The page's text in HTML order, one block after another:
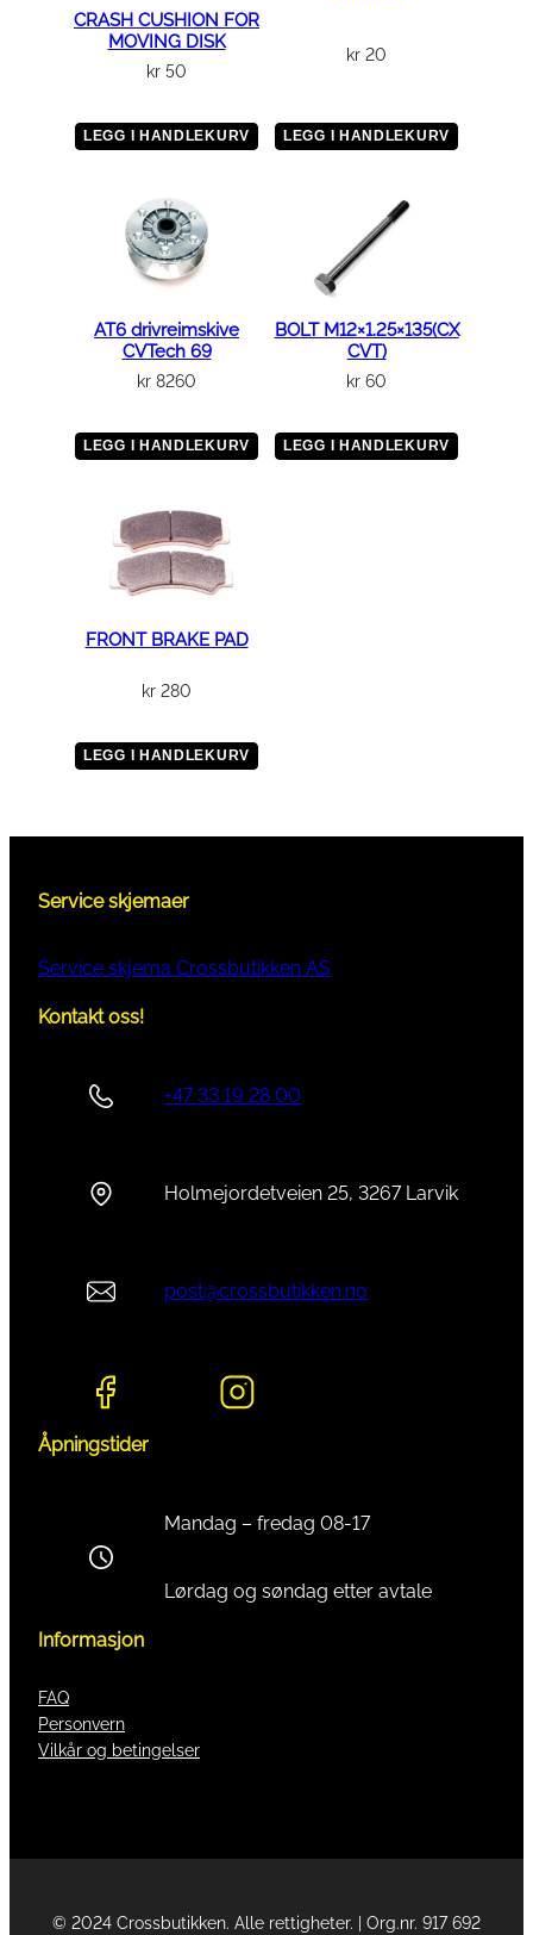
CRASH CUSHION FOR
MOVING DISK
kr 50
LEGG I HANDLEKURV
kr 20
LEGG I HANDLEKURV
AT6 drivreimskive
CVTech 69
kr 8260
LEGG I HANDLEKURV
BOLT M12×1.25×135(CX
CVT)
kr 60
LEGG I HANDLEKURV
FRONT BRAKE PAD
kr 280
LEGG I HANDLEKURV
Service skjemaer
Service skjema Crossbutikken AS
Kontakt oss!
+47 33 19 28 00
Holmejordetveien 25, 3267 Larvik
post@crossbutikken.no
Åpningstider
Mandag – fredag 08-17
Lørdag og søndag etter avtale
Informasjon
FAQ
Personvern
Vilkår og betingelser
© 2024 Crossbutikken. Alle rettigheter. | Org.nr. 917 692